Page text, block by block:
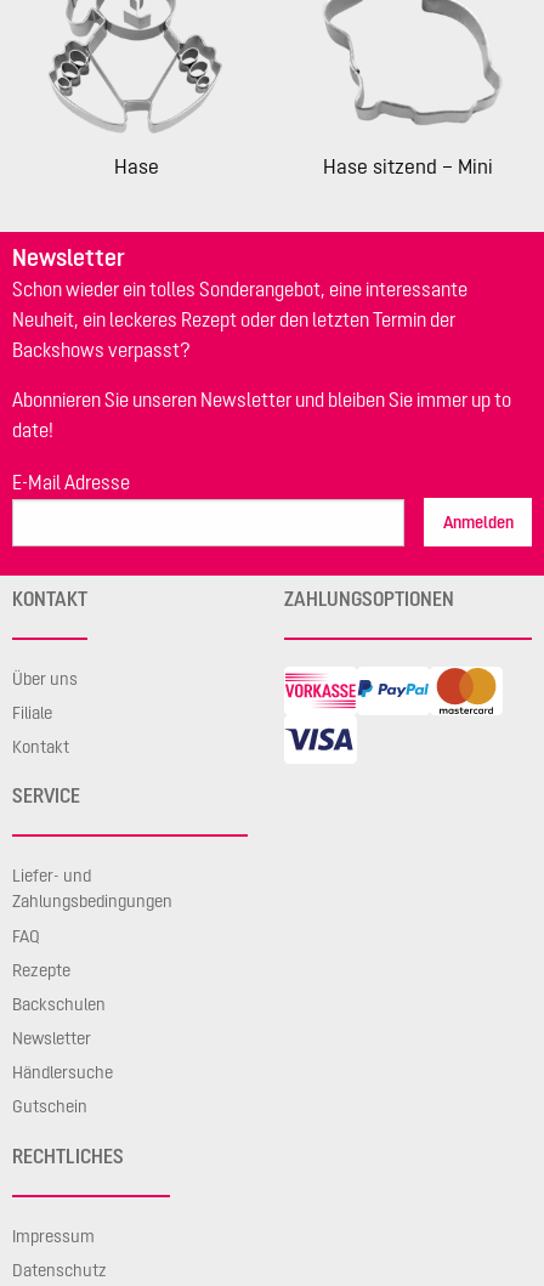
Hase Hase sitzend – Mini
Newsletter
Schon wieder ein tolles Sonderangebot, eine interessante
Neuheit, ein leckeres Rezept oder den letzten Termin der
Backshows verpasst?
Abonnieren Sie unseren Newsletter und bleiben Sie immer up to
date!
E-Mail Adresse
Anmelden
KONTAKT
Über uns
Filiale
Kontakt
SERVICE
Liefer- und
Zahlungsbedingungen
FAQ
Rezepte
Backschulen
Newsletter
Händlersuche
Gutschein
RECHTLICHES
Impressum
Datenschutz
ZAHLUNGSOPTIONEN